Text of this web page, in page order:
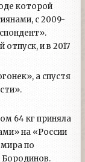
которой
с 2009-
и в 2017
а спустя
64 кг приняла
на «России
по